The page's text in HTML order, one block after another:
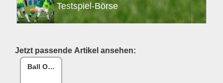
Testspiel-Börse
Jetzt passende Artikel ansehen:
Ball One Reparaturset